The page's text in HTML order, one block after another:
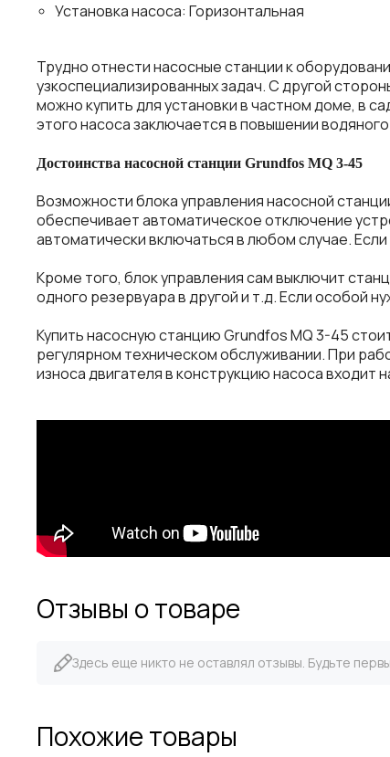
Установка насоса: Горизонтальная
Трудноотнестинасосныестанциик
узкоспециализированныхзадач.Сдругой
можнокупитьдляустановкивчастномдоме, в
этогонасосазаключаетсявповышенииводяного
Достоинства насосной станции Grundfos MQ 3-45
Возможностиблокауправлениянасосной
обеспечиваетавтоматическоеотключение
автоматическивключатьсявлюбомслучае.Если
Кроме того, блокуправлениясамвыключит
одного резервуаравдругойи т.д.Еслиособой
Купитьнасосную станциюGrundfosMQ3-45
регулярном техническомобслуживании.При
износадвигателявконструкциюнасосавходит
Отзывы о товаре
Здесь еще никто не оставлял отзывы. Будьте
Похожие товары